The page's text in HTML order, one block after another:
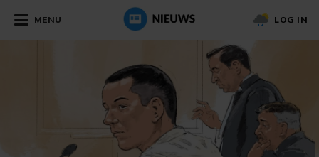
MENU LOG IN